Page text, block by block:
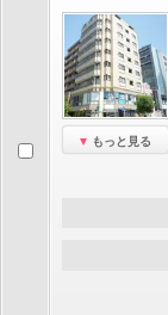
もっと見る